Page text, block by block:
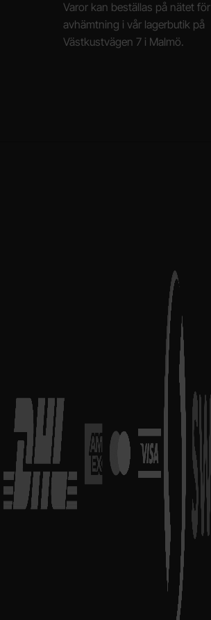
Varor kan beställas på nätet för
avhämtning i vår lagerbutik på
Västkustvägen 7 i Malmö.